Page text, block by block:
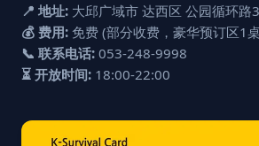
📍 地址: 大邱广域市 达西区 公园循环路
💰 费用: 免费 (部分收费，豪华预订区1
📞 联系电话: 053-248-9998
⏳ 开放时间: 18:00-22:00